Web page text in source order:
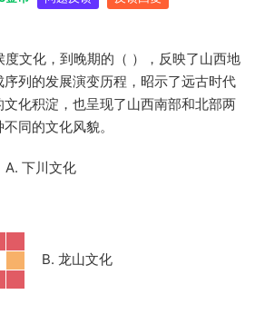
文化，到晚期的（ ），反映了山西地
列的发展演变历程，昭示了远古时代
化积淀，也呈现了山西南部和北部两
不同的文化风貌。
A. 下川文化
B. 龙山文化